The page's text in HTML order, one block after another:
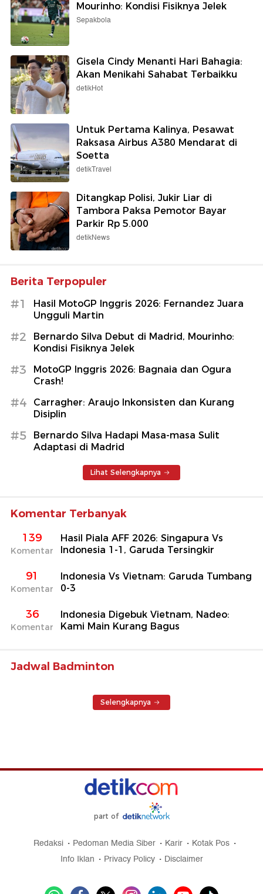
Mourinho: Kondisi Fisiknya Jelek
Sepakbola
Gisela Cindy Menanti Hari Bahagia:
Akan Menikahi Sahabat Terbaikku
detikHot
Untuk Pertama Kalinya, Pesawat
Raksasa Airbus A380 Mendarat di
Soetta
detikTravel
Ditangkap Polisi, Jukir Liar di
Tambora Paksa Pemotor Bayar
Parkir Rp 5.000
detikNews
Berita Terpopuler
#1
Hasil MotoGP Inggris 2026: Fernandez Juara
Ungguli Martin
#2
Bernardo Silva Debut di Madrid, Mourinho:
Kondisi Fisiknya Jelek
#3
MotoGP Inggris 2026: Bagnaia dan Ogura
Crash!
#4
Carragher: Araujo Inkonsisten dan Kurang
Disiplin
#5
Bernardo Silva Hadapi Masa-masa Sulit
Adaptasi di Madrid
Lihat Selengkapnya
Komentar Terbanyak
139
Komentar
Hasil Piala AFF 2026: Singapura Vs
Indonesia 1-1, Garuda Tersingkir
91
Komentar
Indonesia Vs Vietnam: Garuda Tumbang
0-3
36
Komentar
Indonesia Digebuk Vietnam, Nadeo:
Kami Main Kurang Bagus
Jadwal Badminton
Selengkapnya
part of
Redaksi Pedoman Media Siber Karir
Kotak Pos
Info Iklan
Privacy Policy Disclaimer